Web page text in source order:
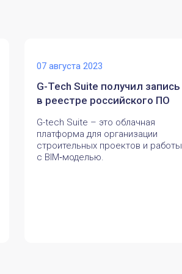
07 августа 2023
G-Tech Suite получил запись
в реестре российского ПО
G-tech Suite – это облачная
платформа для организации
строительных проектов и работы
с BIM‑моделью.